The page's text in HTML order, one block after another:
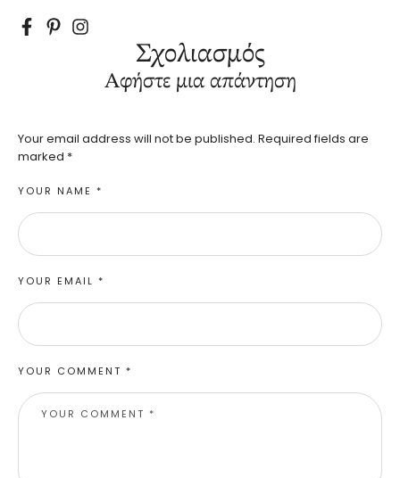
Σχολιασμός
Αφήστε μια απάντηση
Your email address will not be published. Required fields are
marked *
YOUR COMMENT *
YOUR NAME *
YOUR EMAIL *